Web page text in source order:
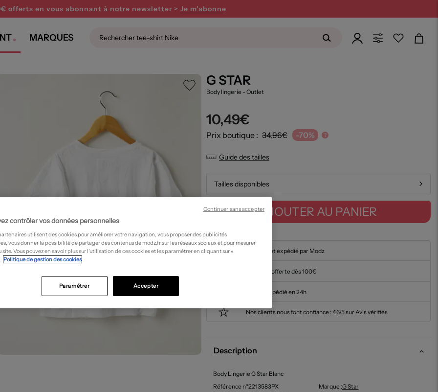
offerts en vous abonnant à notre newsletter > Je m'abonne
MARQUES
G STAR
Body lingerie - Outlet
10,49€
Prix boutique : 34,96€ -70% ?
Guide des tailles
Tailles disponibles
AJOUTER AU PANIER
En stock et expédié par Modz
Livraison offerte dès 100€
Article expédié en 24h
Nos clients nous font confiance : 4.6/5 sur Avis vérifiés
Description
Body Lingerie G Star Blanc
Référence n°2213583PX
Marque :G Star
contrôler vos données personnelles
utilisent des cookies pour améliorer votre navigation, vous proposer des publicités
vous donner la possibilité de partager des contenus de modz.fr sur les réseaux sociaux et pour mesurer
site. Vous pouvez en savoir plus sur l’utilisation de ces cookies et les paramétrer en cliquant sur «
Politique de gestion des cookies
Accepter
Paramétrer
Continuer sans accepter